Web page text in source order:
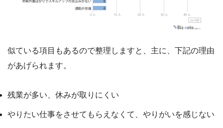
似ている項目もあるので整理しますと、主に、下記の理由
があげられます。
残業が多い、休みが取りにくい
やりたい仕事をさせてもらえなくて、やりがいを感じない